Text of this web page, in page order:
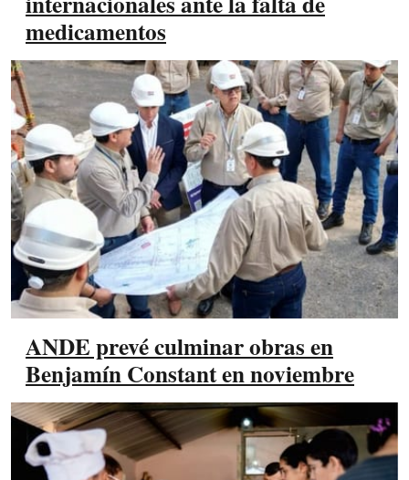
medicamentos
ANDE prevé culminar obras en
Benjamín Constant en noviembre